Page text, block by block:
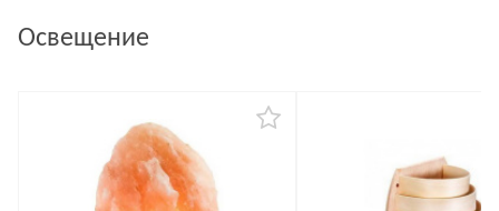
Освещение